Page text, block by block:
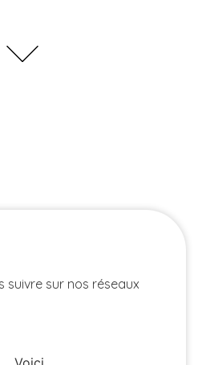
suivre sur nos réseaux